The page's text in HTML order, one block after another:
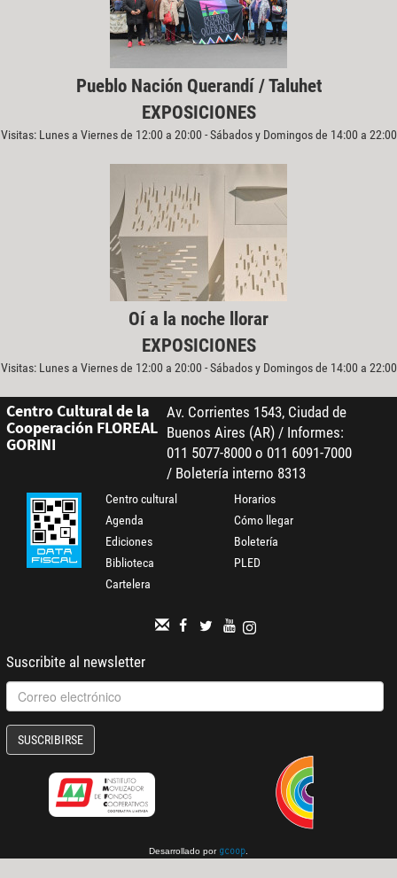
Pueblo Nación Querandí / Taluhet
EXPOSICIONES
Visitas: Lunes a Viernes de 12:00 a 20:00 - Sábados y Domingos de 14:00 a 22:00
Oí a la noche llorar
EXPOSICIONES
Visitas: Lunes a Viernes de 12:00 a 20:00 - Sábados y Domingos de 14:00 a 22:00
Centro Cultural de la
Cooperación FLOREAL
GORINI
Av. Corrientes 1543, Ciudad de
Buenos Aires (AR) / Informes:
011 5077-8000 o 011 6091-7000
/ Boletería interno 8313
Centro cultural
Agenda
Ediciones
Biblioteca
Cartelera
Horarios
Cómo llegar
Boletería
PLED
Suscribite al newsletter
SUSCRIBIRSE
Desarrollado por gcoop